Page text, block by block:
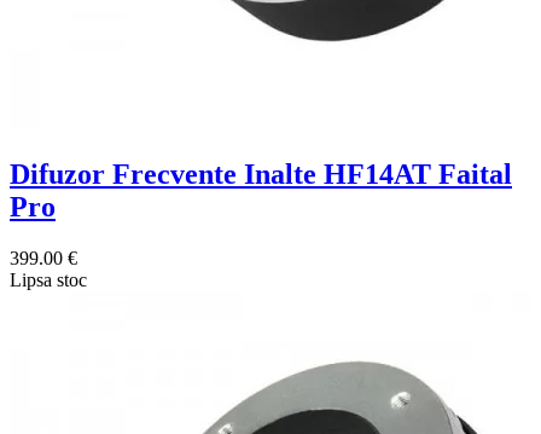
Difuzor Frecvente Inalte HF14AT Faital
Pro
399.00 €
Lipsa stoc